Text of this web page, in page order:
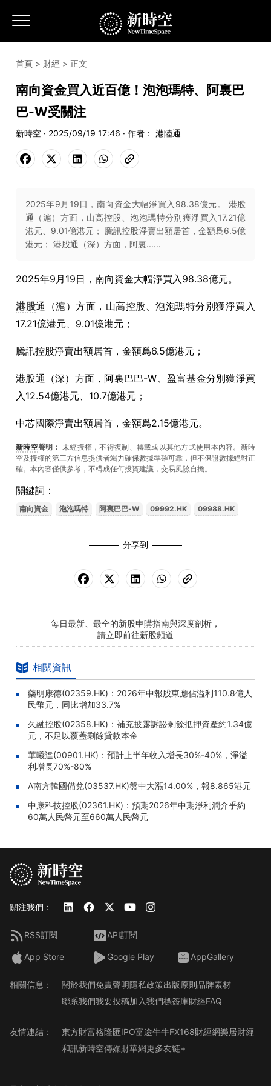
首頁 > 財經 > 正文
南向資金買入近百億！泡泡瑪特、阿裏巴
巴-W受關注
新時空 · 2025/09/19 17:46 · 作者： 港陸通
2025年9月19日，南向資金大幅淨買入98.38億元。 港股
通（滬）方面，山高控股、泡泡瑪特分別獲淨買入17.21億
港元、9.01億港元； 騰訊控股淨賣出額居首，金額爲6.5億
港元； 港股通（深）方面，阿裏......
2025年9月19日，南向資金大幅淨買入98.38億元。
港股通（滬）方面，山高控股、泡泡瑪特分別獲淨買入
17.21億港元、9.01億港元；
騰訊控股淨賣出額居首，金額爲6.5億港元；
港股通（深）方面，阿裏巴巴-W、盈富基金分別獲淨買
入12.54億港元、10.7億港元；
中芯國際淨賣出額居首，金額爲2.15億港元。
新時空聲明： 未經授權，不得復制、轉載或以其他方式使用本內容。新時
空及授權的第三方信息提供者竭力確保數據準確可靠，但不保證數據絕對正
確。本內容僅供參考，不構成任何投資建議，交易風險自擔。
關鍵詞：
南向資金 泡泡瑪特 阿裏巴巴-W 09992.HK 09988.HK
分享到
每日最新、最全的新股申購指南與深度剖析，
請立即前往新股頻道
相關資訊
藥明康德(02359.HK)：2026年中報股東應佔溢利110.8億人
民幣元，同比增加33.7%
久融控股(02358.HK)：補充披露訴訟剩餘抵押資產約1.34億
元，不足以覆蓋剩餘貸款本金
華曦達(00901.HK)：預計上半年收入增長30%-40%，淨溢
利增長70%-80%
A南方韓國備兌(03537.HK)盤中大漲14.00%，報8.865港元
中康科技控股(02361.HK)：預期2026年中期淨利潤介乎約
60萬人民幣元至660萬人民幣元
關注我們：
RSS訂閱 API訂閱
App Store Google Play AppGallery
相關信息： 關於我們免責聲明隱私政策出版原則品牌素材
聯系我們我要投稿加入我們標簽庫財經FAQ
友情連結： 東方財富格隆匯IPO富途牛牛FX168財經網樂居財經
和訊新時空傳媒財華網更多友链+